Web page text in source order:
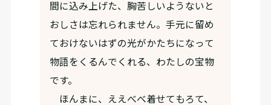
間に込み上げた、胸苦しいようないと
おしさは忘れられません。手元に留め
ておけないはずの光がかたちになって
物語をくるんでくれる、わたしの宝物
です。
ほんまに、ええべべ着せてもろて、